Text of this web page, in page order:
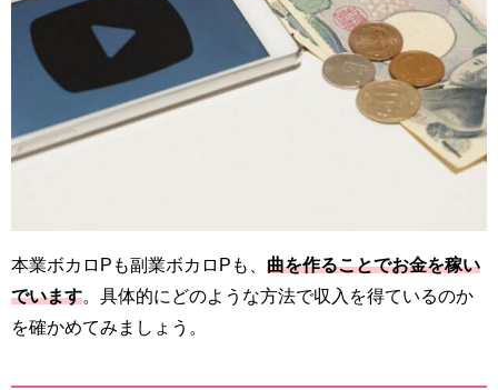
本業ボカロPも副業ボカロPも、 曲を作ることでお金を稼い
でいます 。具体的にどのような方法で収入を得ているのか
を確かめてみましょう。